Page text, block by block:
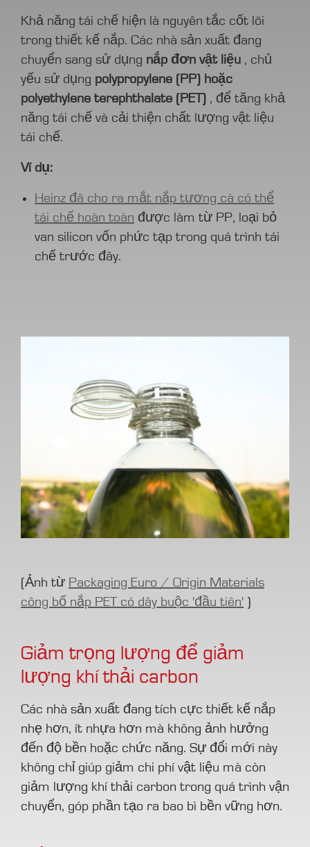
Khả năng tái chế hiện là nguyên tắc cốt lõi
trong thiết kế nắp. Các nhà sản xuất đang
chuyển sang sử dụng nắp đơn vật liệu , chủ
yếu sử dụng polypropylene (PP) hoặc
polyethylene terephthalate (PET) , để tăng khả
năng tái chế và cải thiện chất lượng vật liệu
tái chế.
Ví dụ:
Heinz đã cho ra mắt nắp tương cà có thể
tái chế hoàn toàn được làm từ PP, loại bỏ
van silicon vốn phức tạp trong quá trình tái
chế trước đây.
(Ảnh từ Packaging Euro / Origin Materials
công bố nắp PET có dây buộc 'đầu tiên' )
Giảm trọng lượng để giảm
lượng khí thải carbon
Các nhà sản xuất đang tích cực thiết kế nắp
nhẹ hơn, ít nhựa hơn mà không ảnh hưởng
đến độ bền hoặc chức năng. Sự đổi mới này
không chỉ giúp giảm chi phí vật liệu mà còn
giảm lượng khí thải carbon trong quá trình vận
chuyển, góp phần tạo ra bao bì bền vững hơn.